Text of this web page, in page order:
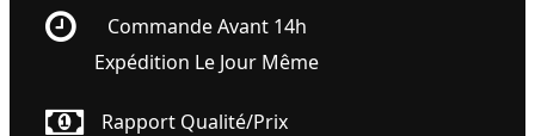
Commande Avant 14h
Expédition Le Jour Même
Rapport Qualité/prix